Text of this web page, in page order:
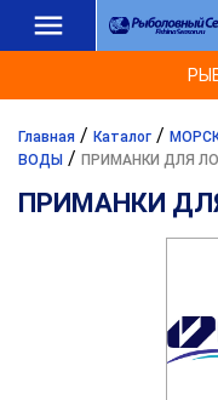
Главная / Каталог /
ВОДЫ / ПРИМАНКИ ДЛЯ
ПРИМАНКИ